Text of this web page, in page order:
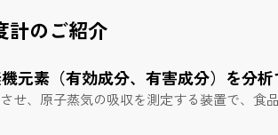
計のご紹介
元素（有効成分、有害成分）を分析
せ、原子蒸気の吸収を測定する装置で、食